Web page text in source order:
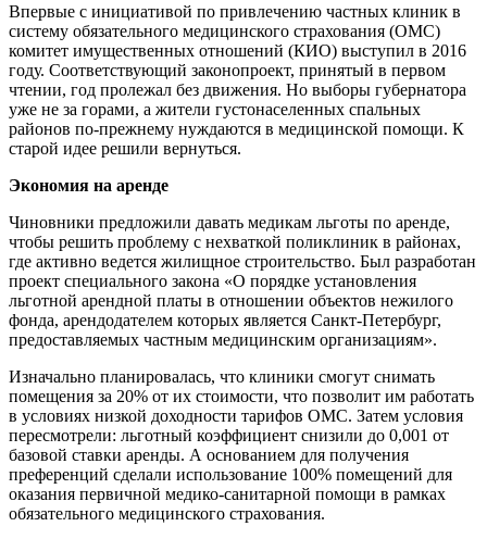
Впервые с инициативой по привлечению частных клиник в
систему обязательного медицинского страхования (ОМС)
комитет имущественных отношений (КИО) выступил в 2016
году. Соответствующий законопроект, принятый в первом
чтении, год пролежал без движения. Но выборы губернатора
уже не за горами, а жители густонаселенных спальных
районов по-прежнему нуждаются в медицинской помощи. К
старой идее решили вернуться.
Экономия на аренде
Чиновники предложили давать медикам льготы по аренде,
чтобы решить проблему с нехваткой поликлиник в районах,
где активно ведется жилищное строительство. Был разработан
проект специального закона «О порядке установления
льготной арендной платы в отношении объектов нежилого
фонда, арендодателем которых является Санкт-Петербург,
предоставляемых частным медицинским организациям».
Изначально планировалась, что клиники смогут снимать
помещения за 20% от их стоимости, что позволит им работать
в условиях низкой доходности тарифов ОМС. Затем условия
пересмотрели: льготный коэффициент снизили до 0,001 от
базовой ставки аренды. А основанием для получения
преференций сделали использование 100% помещений для
оказания первичной медико-санитарной помощи в рамках
обязательного медицинского страхования.